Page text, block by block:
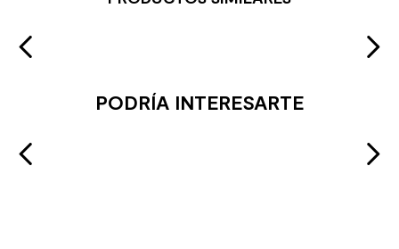
PODRÍA INTERESARTE